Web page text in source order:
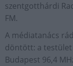
szentgotthárdi
FM.
A médiatanács
döntött: a testület
Budapest 96,4